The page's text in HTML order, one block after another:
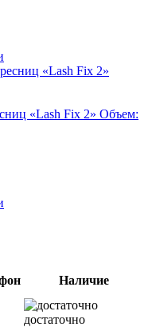
«Lash Fix 2» Объем:
Наличие
достаточно